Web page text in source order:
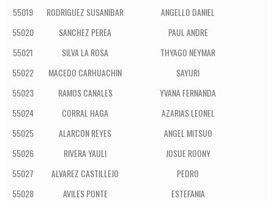
55019
RODRIGUEZ SUSANIBAR
ANGELLO DANIEL
55020
SANCHEZ PEREA
PAUL ANDRE
55021
SILVA LA ROSA
THYAGO NEYMAR
55022
MACEDO CARHUACHIN
SAYURI
55023
RAMOS CANALES
YVANA FERNANDA
55024
CORRAL HAGA
AZARIAS LEONEL
55025
ALARCON REYES
ANGEL MITSUO
55026
RIVERA YAULI
JOSUE ROONY
55027
ALVAREZ CASTILLEJO
PEDRO
55028
AVILES PONTE
ESTEFANIA